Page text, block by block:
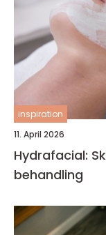
inspiration
11. April 2026
Hydrafacial:
behandling